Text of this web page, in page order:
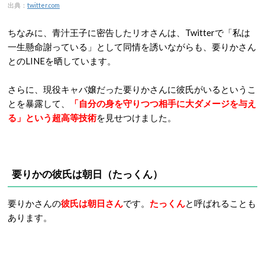
出典： twitter.com
ちなみに、青汁王子に密告したリオさんは、Twitterで「私は
一生懸命謝っている」として同情を誘いながらも、要りかさん
とのLINEを晒しています。
さらに、現役キャバ嬢だった要りかさんに彼氏がいるというこ
とを暴露して、
「自分の身を守りつつ相手に大ダメージを与え
る」という超高等技術を見せつけました。
要りかの彼氏は朝日（たっくん）
要りかさんの彼氏は朝日さんです。 たっくんと呼ばれることも
あります。